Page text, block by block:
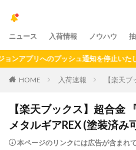
ニュース 入荷情報 ノウハウ
リへのプッシュ通知を停止いたします
HOME 入荷速報 【楽天
【楽天ブックス】超合金
メタルギアREX (塗装済み
本ページのリンクには広告が含まれて